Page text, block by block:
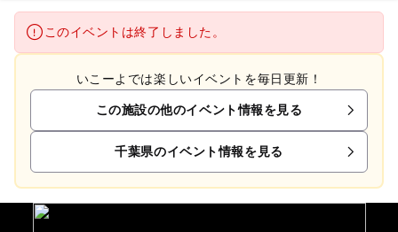
このイベントは終了しました。
いこーよでは楽しいイベントを毎日更新！
この施設の他のイベント情報を見る
千葉県のイベント情報を見る